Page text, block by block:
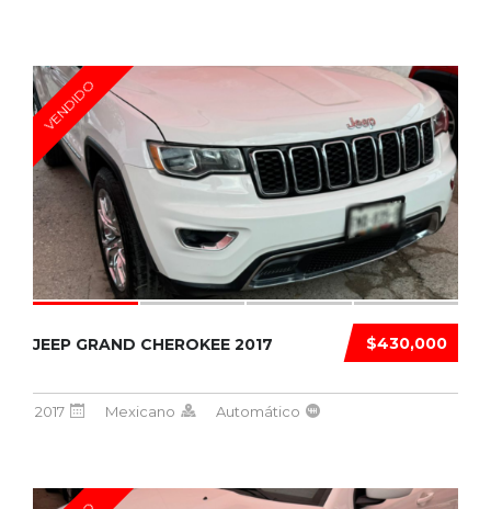
VENDIDO
$430,000
JEEP GRAND CHEROKEE 2017
2017 Mexicano Automático